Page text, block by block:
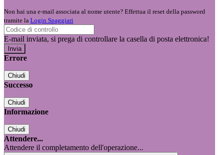
Non hai una e-mail associata al nome utente? Effettua il reset della password
tramite la Login Spaggiari
E-mail inviata, si prega di controllare la casella di posta elettronica!
Errore
Chiudi
Successo
Chiudi
Informazione
Chiudi
Attendere...
Attendere il completamento dell'operazione...